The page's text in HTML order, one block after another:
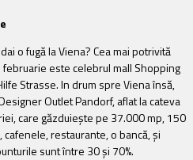
o fugă la Viena? Cea mai potrivită
este celebrul mall Shopping
Strasse. In drum spre Viena însă,
Outlet Pandorf, aflat la cateva
care găzduiește pe 37.000 mp, 150
restaurante, o bancă, și
sunt între 30 și 70%.